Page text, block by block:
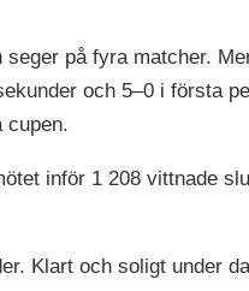
på fyra matcher.
och 5–0 i första
cupen.
inför 1 208 vittnade
Klart och soligt under